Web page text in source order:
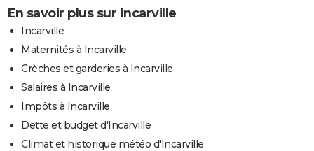
En savoir plus sur Incarville
Incarville
Maternités à Incarville
Crèches et garderies à Incarville
Salaires à Incarville
Impôts à Incarville
Dette et budget d'Incarville
Climat et historique météo d'Incarville